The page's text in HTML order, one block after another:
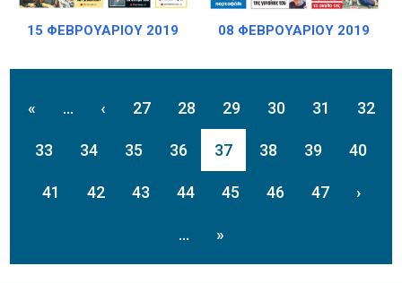
15 ΦΕΒΡΟΥΑΡΙΟΥ 2019 08 ΦΕΒΡΟΥΑΡΙΟΥ 2019
« ... ‹ 27 28 29 30 31 32
33 34 35 36 37 38 39 40
41 42 43 44 45 46 47 ›
... »